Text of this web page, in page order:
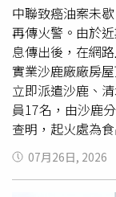
開口。根據日本
震度5弱以上，詳
生於強震後不久
或其他設施異常
描述事發當時情
分過後，永旺夢
爆炸聲，「當時
機描述，事發時
地面震動，隨後
路上的車輛。據
中聯致癌油案未
再傳火警。由於
息傳出後，在網
實業沙鹿廠廠房
立即派遣沙鹿、
員17名，由沙鹿
查明，起火處為
時53分撲滅，燃
失，詳細起火原
書、Threads等社
07月26日, 2026